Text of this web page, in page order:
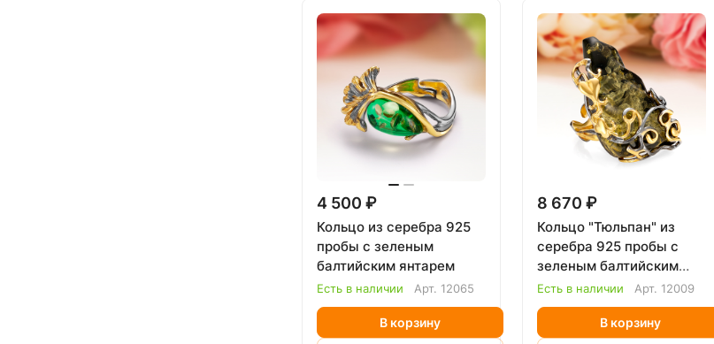
4 500 ₽
Кольцо из серебра 925
пробы с зеленым
балтийским янтарем
Есть в наличии Арт. 12065
В корзину
8 670 ₽
Кольцо "Тюльпан" из
серебра 925 пробы с
зеленым балтийским
янтарем
Есть в наличии Арт. 12009
В корзину